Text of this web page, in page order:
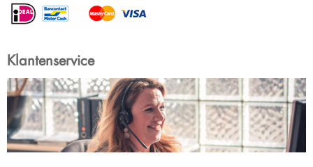
Klantenservice